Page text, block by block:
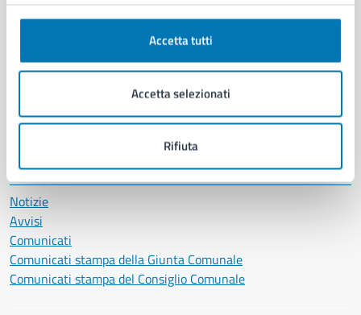
Accetta tutti
Accetta selezionati
Rifiuta
Educazione e formazione
Giustizia e sicurezza pubblica
Imprese e commercio
Salute, benessere e assistenza
Vita lavorativa
NOVITÀ
Notizie
Avvisi
Comunicati
Comunicati stampa della Giunta Comunale
Comunicati stampa del Consiglio Comunale